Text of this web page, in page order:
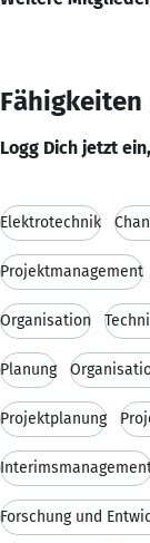
Logg Dich jetzt
Elektrotechnik
Projektmanagement
Organisation
Planung
Projektplanung
Forschung und